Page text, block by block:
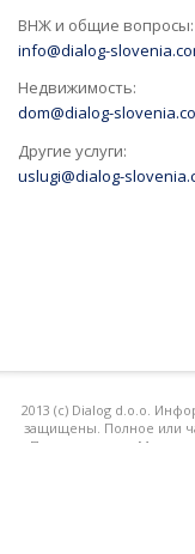
ВНЖ и общие вопросы:
info@dialog-
Недвижимость:
dom@dialog-
Другие услуги:
uslugi@dialog-
2013 (с) Dialog d.o.o.
защищены. Полное или
При поддержке